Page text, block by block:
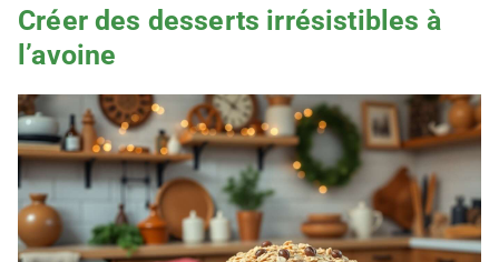
Créer des desserts irrésistibles à
l’avoine